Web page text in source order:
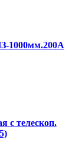
1000мм.200А
с телескоп.